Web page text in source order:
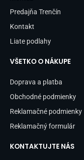
Predajňa Trenčín
Kontakt
Liate podlahy
VŠETKO O NÁKUPE
Doprava a platba
Obchodné podmienky
Reklamačné podmienky
Reklamačný formulár
KONTAKTUJTE NÁS